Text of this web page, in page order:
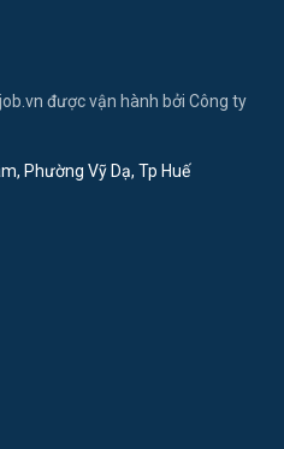
được vận hành bởi Công ty
Phường Vỹ Dạ, Tp Huế